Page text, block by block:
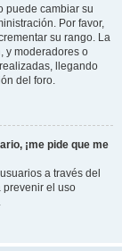
puede cambiar su
Por favor,
su rango. La
y moderadores o
llegando
del foro.
¡me pide que me
a través del
prevenir el uso